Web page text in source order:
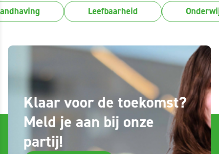
Leefbaarheid
Klaar voor de toekomst?
Meld je aan bij onze
partij!